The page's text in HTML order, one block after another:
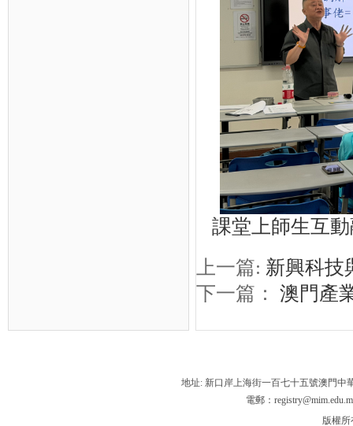
課堂上師生互
上一篇: 新興科技
下一篇： 澳門產
地址: 新口岸上海街一百七十五號澳門中
電郵：
版權